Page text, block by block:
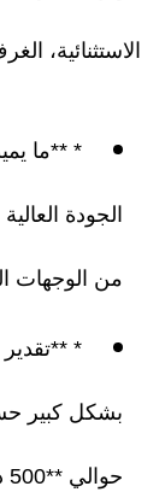
الاستثنائية،
* **ما
الجودة
من الوجهات
بشكل كبير